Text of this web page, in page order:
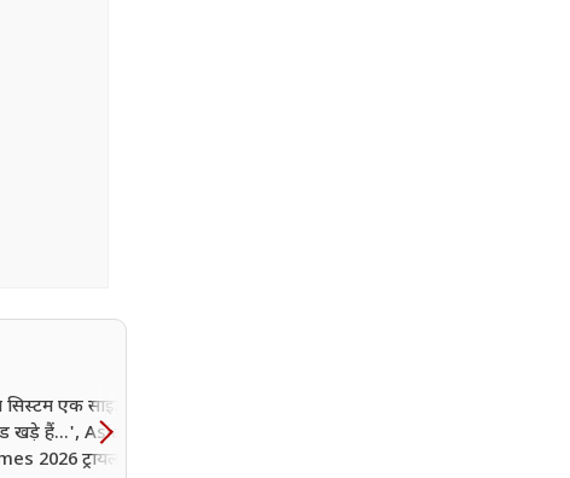
सिस्टम एक साइड, हम एक
खड़े हैं...', Asian
2026 ट्रायल में हार के